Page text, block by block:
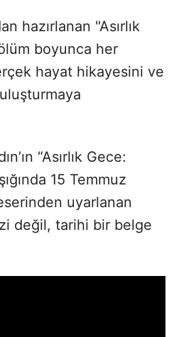
hazırlanan "Asırlık
boyunca her
hayat hikayesini ve
“Asırlık Gece:
15 Temmuz
uyarlanan
değil, tarihi bir belge